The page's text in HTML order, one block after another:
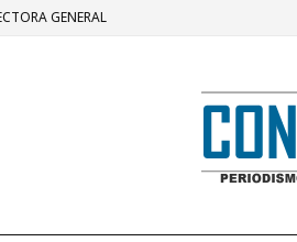
GENERAL